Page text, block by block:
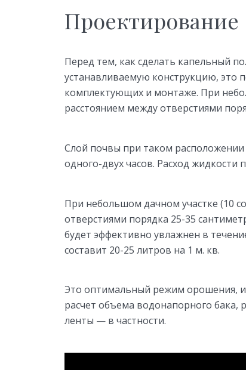
Проектирование
Перед тем, как сделать капельный
устанавливаемую конструкцию, это
комплектующих и монтаже. При
расстоянием между отверстиями
Слой почвы при таком
одного-двух часов. Расход жидкости
При небольшом дачном участке (10
отверстиями порядка 25-35
будет эффективно увлажнен в
составит 20-25 литров на 1 м. кв.
Это оптимальный режим орошения,
расчет объема водонапорного бака,
ленты — в частности.